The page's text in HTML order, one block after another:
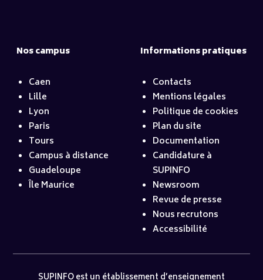
Nos campus
Caen
Lille
Lyon
Paris
Tours
Campus à distance
Guadeloupe
Île Maurice
Informations pratiques
Contacts
Mentions légales
Politique de cookies
Plan du site
Documentation
Candidature à
SUPINFO
Newsroom
Revue de presse
Nous recrutons
Accessibilité